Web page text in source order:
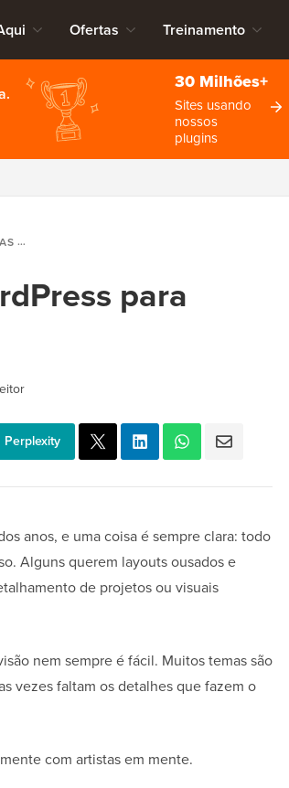
Ofertas Treinamento
30 Milhões+
Sites usando
nossos
plugins
para
Perplexity
anos, e uma coisa é sempre clara: todo
Alguns querem layouts ousados e
de projetos ou visuais
nem sempre é fácil. Muitos temas são
vezes faltam os detalhes que fazem o
com artistas em mente.